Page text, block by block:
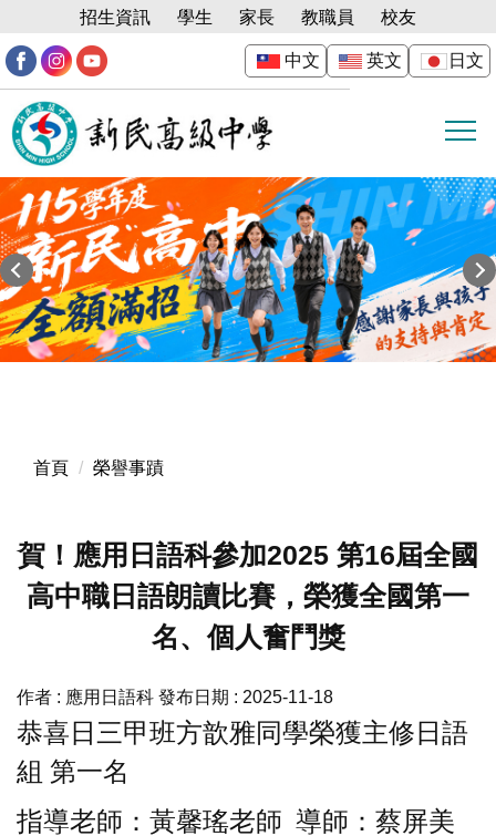
到
主
內
容
區
招生資訊 學生 家長 教職員 校友
中文 英文 日文
首頁 榮譽事蹟
賀！應用日語科參加2025 第16屆全國
高中職日語朗讀比賽，榮獲全國第一
名、個人奮鬥獎
作者 : 應用日語科 發布日期 : 2025-11-18
恭喜日三甲班方歆雅同學榮獲主修日語
組 第一名
指導老師：黃馨瑤老師 導師：蔡屏美